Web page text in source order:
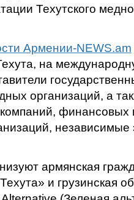
Техутского
Армении-NEWS.am
на
организаций, а
финансовых
независимые
армянская
и грузинская